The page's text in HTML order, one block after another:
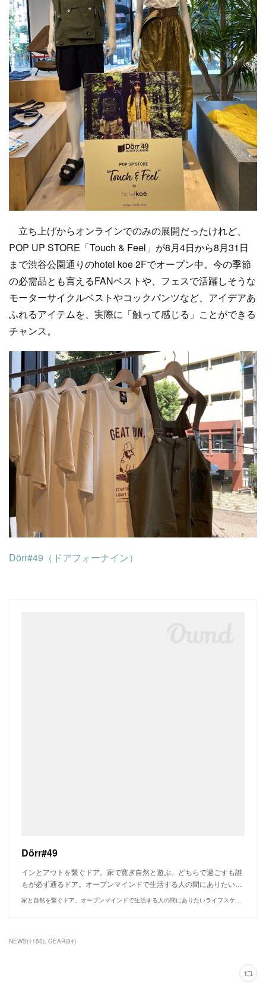
立ち上げからオンラインでのみの展開だったけれど、
POP UP STORE「Touch & Feel」が8月4日から8月31日
まで渋谷公園通りのhotel koe 2Fでオープン中。今の季節
の必需品とも言えるFANベストや、フェスで活躍しそうな
モーターサイクルベストやコックパンツなど、アイデアあ
ふれるアイテムを、実際に「触って感じる」ことができる
チャンス。
Dörr#49（ドアフォーナイン）
Dörr#49
インとアウトを繋ぐドア。家で寛ぎ自然と遊ぶ。どちらで過ごすも誰
もが必ず通るドア。オープンマインドで生活する人の間にありたい…
家と自然を繋ぐドア。オープンマインドで生活する人の間にありたいライフスケールブランド。
NEWS(1150) GEAR(34)